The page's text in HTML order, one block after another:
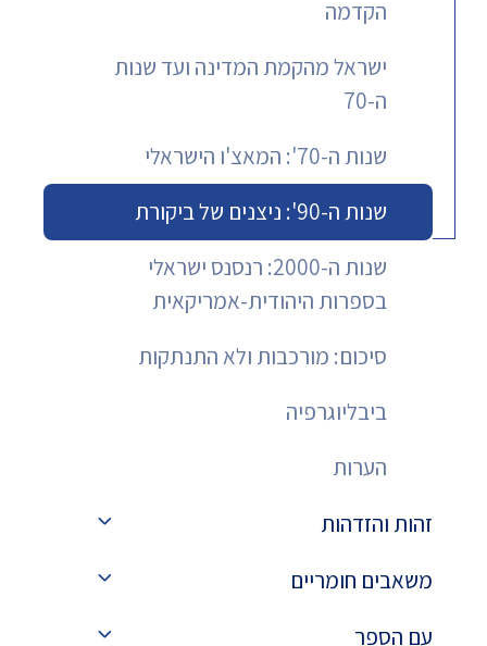
הקדמה
ישראל מהקמת המדינה ועד שנות
ה-70
שנות ה-70': המאצ'ו הישראלי
שנות ה-90': ניצנים של ביקורת
שנות ה-2000: רנסנס ישראלי
בספרות היהודית-אמריקאית
סיכום: מורכבות ולא התנתקות
ביבליוגרפיה
הערות
זהות והזדהות
משאבים חומריים
עם הספר